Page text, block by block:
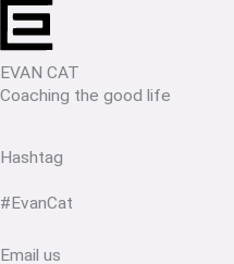
EVAN CAT
Coaching the good life
Hashtag
#EvanCat
Email us